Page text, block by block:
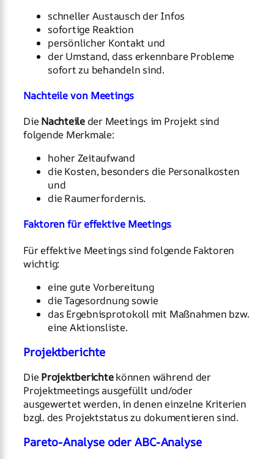
schneller Austausch der Infos
sofortige Reaktion
persönlicher Kontakt und
der Umstand, dass erkennbare Probleme
sofort zu behandeln sind.
Nachteile von Meetings
Die Nachteileder Meetings im Projekt sind
folgende Merkmale:
hoher Zeitaufwand
die Kosten, besonders die Personalkosten
und
die Raumerfordernis.
Faktoren für effektive Meetings
Für effektive Meetings sind folgende Faktoren
wichtig:
eine gute Vorbereitung
die Tagesordnung sowie
das Ergebnisprotokoll mit Maßnahmen bzw.
eine Aktionsliste.
Projektberichte
Die Projektberichtekönnen während der
Projektmeetings ausgefüllt und/oder
ausgewertet werden, in denen einzelne Kriterien
bzgl. des Projektstatus zu dokumentieren sind.
Pareto-Analyse oder ABC-Analyse